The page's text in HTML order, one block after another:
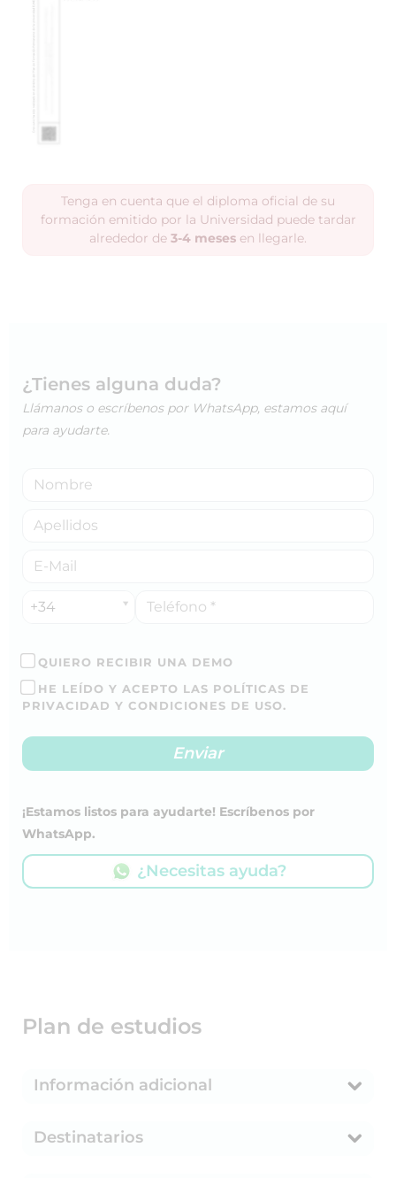
Tenga en cuenta que el diploma oficial de su
formación emitido por la Universidad puede tardar
alrededor de 3-4 meses en llegarle.
¿Tienes alguna duda?
Llámanos o escríbenos por WhatsApp, estamos aquí
para ayudarte.
+34
QUIERO RECIBIR UNA DEMO
HE LEÍDO Y ACEPTO LAS POLÍTICAS DE
PRIVACIDAD Y CONDICIONES DE USO.
¡Estamos listos para ayudarte! Escríbenos por
WhatsApp.
¿Necesitas ayuda?
Plan de estudios
Información adicional
Destinatarios